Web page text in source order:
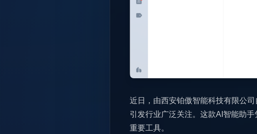
近日，由西安铂傲智能科技有限公
引发行业广泛关注。这款AI智能助
重要工具。